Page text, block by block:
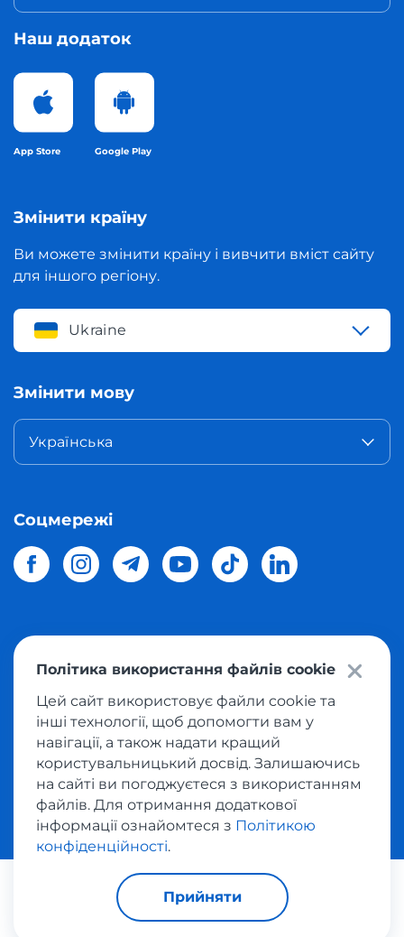
Наш додаток
App Store Google Play
Змінити країну
Ви можете змінити країну і вивчити вміст сайту
для іншого регіону.
Ukraine
Змінити мову
Українська
Соцмережі
магазинів світу в Україну.Всі права захищені
Політика конфіденційності
Публічна оферта
Умови користування сервісом викупу товарів
За транзакції відповідає:
Політика використання файлів cookie
Цей сайт використовує файли cookie та
інші технології, щоб допомогти вам у
навігації, а також надати кращий
користувальницький досвід. Залишаючись
на сайті ви погоджуєтеся з використанням
файлів. Для отримання додаткової
інформації ознайомтеся з Політикою
конфіденційності.
Прийняти